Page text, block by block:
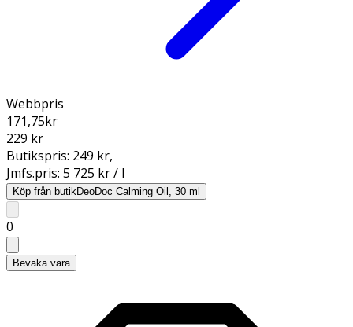
Webbpris
171,75kr
229 kr
Butikspris: 249 kr,
Jmfs.pris: 5 725 kr / l
Köp från butikDeoDoc Calming Oil, 30 ml
0
Bevaka vara